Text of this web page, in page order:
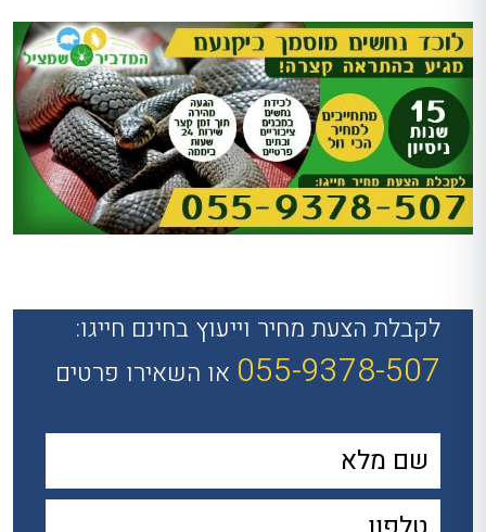
לקבלת הצעת מחיר וייעוץ בחינם חייגו:
055-9378-507 או השאירו פרטים